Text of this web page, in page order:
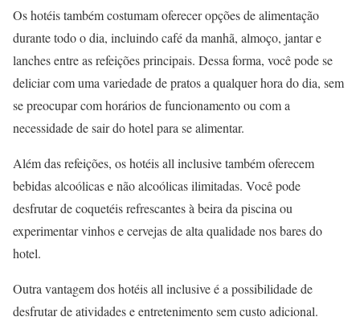
Os hotéis também costumam oferecer opções de alimentação
durante todo o dia, incluindo café da manhã, almoço, jantar e
lanches entre as refeições principais. Dessa forma, você pode se
deliciar com uma variedade de pratos a qualquer hora do dia, sem
se preocupar com horários de funcionamento ou com a
necessidade de sair do hotel para se alimentar.
Além das refeições, os hotéis all inclusive também oferecem
bebidas alcoólicas e não alcoólicas ilimitadas. Você pode
desfrutar de coquetéis refrescantes à beira da piscina ou
experimentar vinhos e cervejas de alta qualidade nos bares do
hotel.
Outra vantagem dos hotéis all inclusive é a possibilidade de
desfrutar de atividades e entretenimento sem custo adicional.